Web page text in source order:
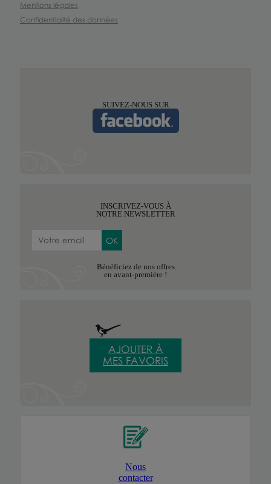
Mentions légales
Confidentialité des données
SUIVEZ-NOUS SUR
INSCRIVEZ-VOUS À
NOTRE NEWSLETTER
Bénéficiez de nos offres
en avant-première !
AJOUTER À
MES FAVORIS
Nous
contacter